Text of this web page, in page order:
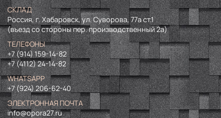
СКЛАД
Россия, г. Хабаровск, ул. Суворова, 77а ст.1
(въезд со стороны пер. производственный 2а)
ТЕЛЕФОНЫ
+7 (914) 159-14-82
+7 (4112) 24-14-82
WHATSAPP
+7 (924) 206-62-40
ЭЛЕКТРОННАЯ ПОЧТА
info@opora27.ru